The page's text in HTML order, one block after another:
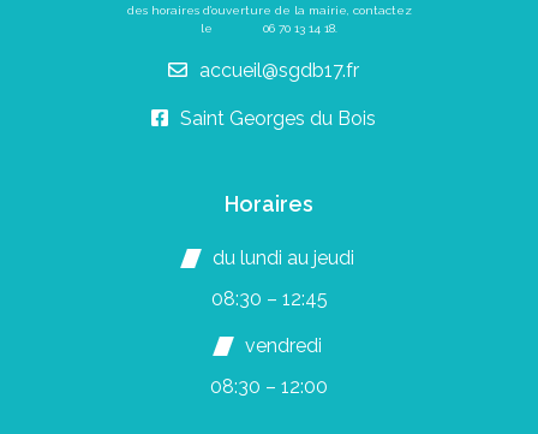
des horaires d’ouverture de la mairie, contactez
le 06 70 13 14 18
accueil@sgdb17.fr
Saint Georges du Bois
Horaires
du lundi au jeudi
08:30 – 12:45
vendredi
08:30 – 12:00